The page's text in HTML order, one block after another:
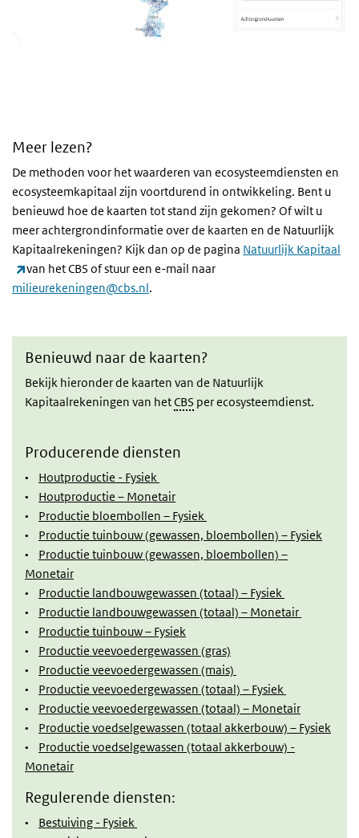
Meer lezen?
De methoden voor het waarderen van ecosysteemdiensten en
ecosysteemkapitaal zijn voortdurend in ontwikkeling. Bent u
benieuwd hoe de kaarten tot stand zijn gekomen? Of wilt u
meer achtergrondinformatie over de kaarten en de Natuurlijk
Kapitaalrekeningen? Kijk dan op de pagina Natuurlijk Kapitaal
(externe link)
van het CBS of stuur een e-mail naar
milieurekeningen@cbs.nl.
Benieuwd naar de kaarten?
Bekijk hieronder de kaarten van de Natuurlijk
Kapitaalrekeningen van hetCBS per ecosysteemdienst.
Producerende diensten
• Houtproductie - Fysiek
• Houtproductie – Monetair
• Productie bloembollen – Fysiek
• Productie tuinbouw (gewassen, bloembollen) – Fysiek
• Productie tuinbouw (gewassen, bloembollen) –
Monetair
• Productie landbouwgewassen (totaal) – Fysiek
• Productie landbouwgewassen (totaal) – Monetair
• Productie tuinbouw – Fysiek
• Productie veevoedergewassen (gras)
• Productie veevoedergewassen (mais)
• Productie veevoedergewassen (totaal) – Fysiek
• Productie veevoedergewassen (totaal) – Monetair
• Productie voedselgewassen (totaal akkerbouw) – Fysiek
• Productie voedselgewassen (totaal akkerbouw) -
Monetair
Regulerende diensten:
• Bestuiving - Fysiek